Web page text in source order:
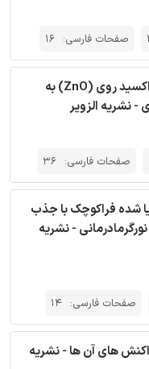
صفحات فارسی: 16
ترجمه مقاله بررسی نانوذرات اکسید روی (ZnO) به
- نشریه الزویر
صفحات فارسی: 36
شده فراکوچک با جذب
- نشریه
صفحات فارسی: 14
های آن ها - نشریه